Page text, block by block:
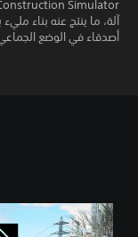
آلة، ما ينتج عنه بناء
أصدقاء في الوضع
S
t